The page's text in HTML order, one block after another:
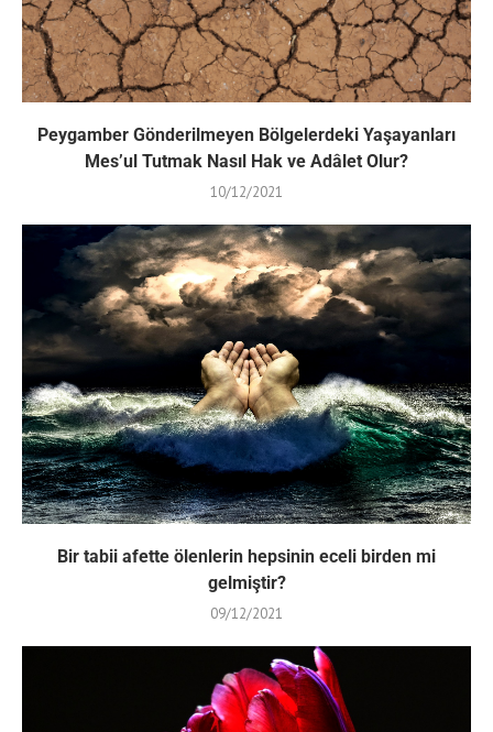
Peygamber Gönderilmeyen Bölgelerdeki Yaşayanları
Mes’ul Tutmak Nasıl Hak ve Adâlet Olur?
10/12/2021
Bir tabii afette ölenlerin hepsinin eceli birden mi
gelmiştir?
09/12/2021